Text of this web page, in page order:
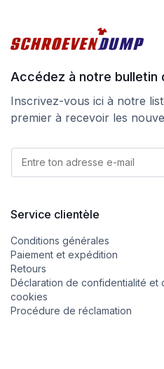
Accédez à notre bulletin
Inscrivez-vous ici à notre
premier à recevoir les
m
l
-
m
a
i
l
E
m
l
Service clientèle
Conditions générales
Paiement et expédition
Retours
Déclaration de confidentialité et
cookies
Procédure de réclamation